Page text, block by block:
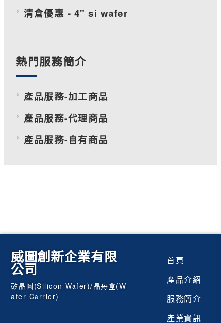
清倉優惠 - 4" si wafer
熱門服務簡介
產品服務-加工商品
產品服務-代理商品
產品服務-自有商品
威圖創新企業有限
公司
矽晶圓(Silicon Wafer)/晶舟盒(W
afer Carrier)
首頁
產品介紹
服務簡介
產業資訊